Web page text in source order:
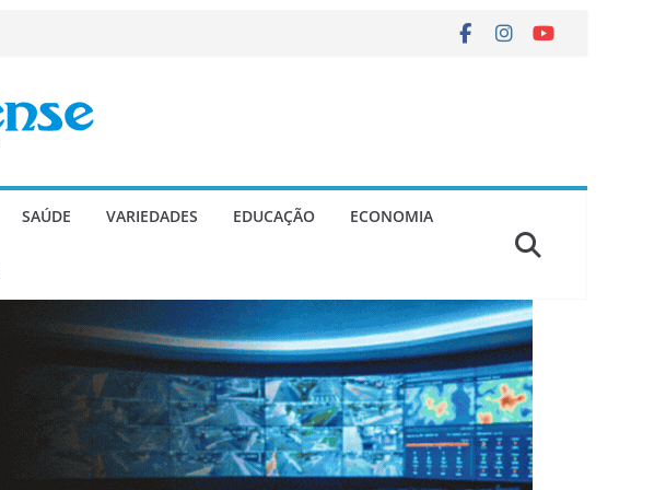
SAÚDE VARIEDADES EDUCAÇÃO ECONOMIA